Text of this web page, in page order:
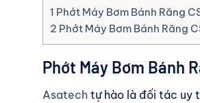
1 Phớt Máy Bơm Bánh Răng
2 Phớt Máy Bơm Bánh Răng
Phớt Máy Bơm Bánh
Asatech tự hào là đối tác uy